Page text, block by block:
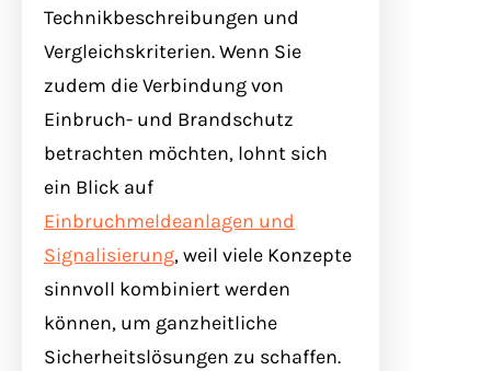
Technikbeschreibungen und
Vergleichskriterien. Wenn Sie
zudem die Verbindung von
Einbruch- und Brandschutz
betrachten möchten, lohnt sich
ein Blick auf
Einbruchmeldeanlagen und
Signalisierung, weil viele Konzepte
sinnvoll kombiniert werden
können, um ganzheitliche
Sicherheitslösungen zu schaffen.